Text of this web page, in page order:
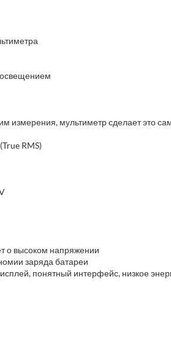
измерения, мультиметр сделает это
RMS)
о высоком напряжении
заряда батареи
понятный интерфейс, низкое